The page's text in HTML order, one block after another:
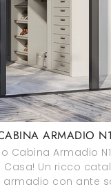
ARMADIO
Cabina Armadio
Casa! Un ricco
armadio con ante